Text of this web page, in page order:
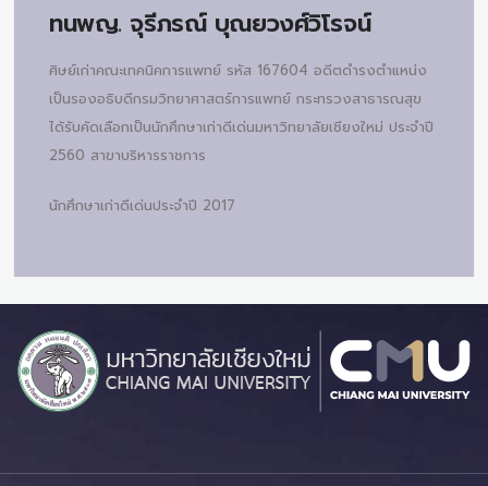
ทนพญ. จุรีภรณ์ บุณยวงศ์วิโรจน์
ศิษย์เก่าคณะเทคนิคการแพทย์ รหัส 167604 อดีตดำรงตำแหน่ง
เป็นรองอธิบดีกรมวิทยาศาสตร์การแพทย์ กระทรวงสาธารณสุข
ได้รับคัดเลือกเป็นนักศึกษาเก่าดีเด่นมหาวิทยาลัยเชียงใหม่ ประจำปี
2560 สาขาบริหารราชการ
นักศึกษาเก่าดีเด่นประจำปี 2017